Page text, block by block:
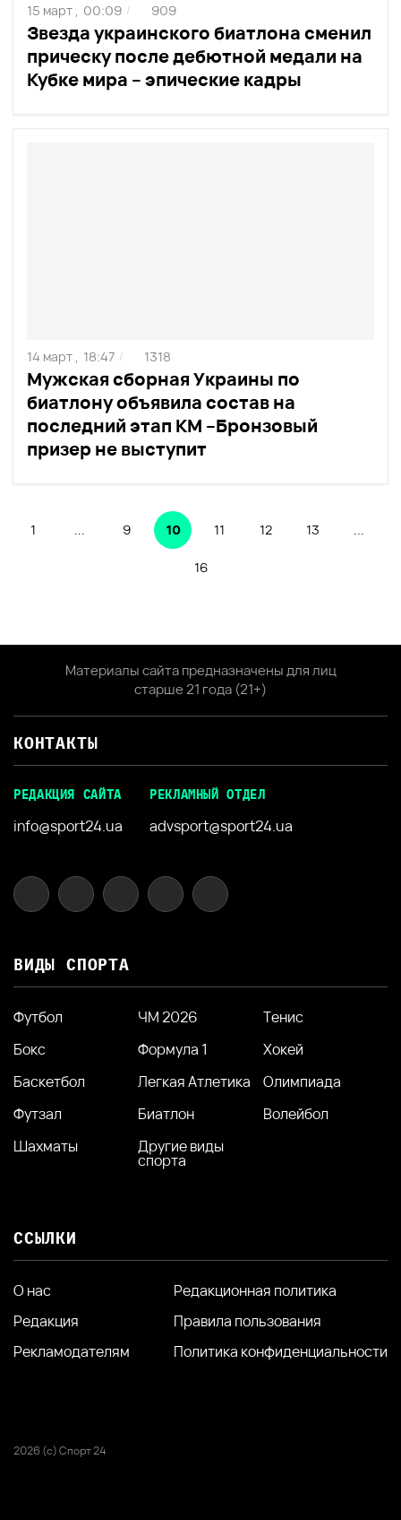
Звезда украинского биатлона сменил
прическу после дебютной медали на
Кубке мира – эпические кадры
15 март , 00:09 / 909
Мужская сборная Украины по
биатлону объявила состав на
последний этап КМ –Бронзовый
призер не выступит
14 март , 18:47 / 1318
1 9 10 11 12 13
16
Материалы сайта предназначены для лиц
старше 21 года (21+)
КОНТАКТЫ
РЕДАКЦИЯ САЙТА
info@sport24.ua
РЕКЛАМНЫЙ ОТДЕЛ
advsport@sport24.ua
ВИДЫ СПОРТА
Футбол ЧМ 2026
Тенис
Бокс
Формула 1
Хокей
Баскетбол
Легкая Атлетика
Олимпиада
Футзал
Биатлон
Волейбол
Шахматы
Другие виды
спорта
ССЫЛКИ
О нас
Редакция
Рекламодателям
Редакционная политика
Правила пользования
Политика конфиденциальности
2026 (с) Спорт 24